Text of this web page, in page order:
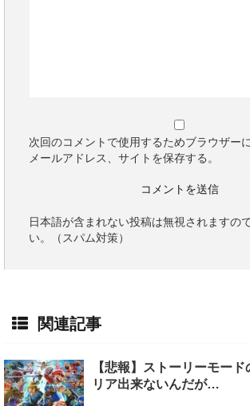
次回のコメントで使用するためブラウザー
メールアドレス、サイトを保存する。
日本語が含まれない投稿は無視されますの
い。（スパム対策）
関連記事
【悲報】ストーリーモー
リア出来ないんだが…